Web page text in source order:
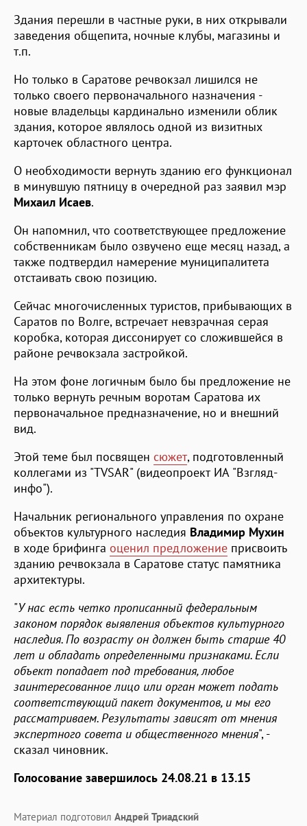
Здания перешли в частные руки, в них открывали
заведения общепита, ночные клубы, магазины и
т.п.
Но только в Саратове речвокзал лишился не
только своего первоначального назначения -
новые владельцы кардинально изменили облик
здания, которое являлось одной из визитных
карточек областного центра.
О необходимости вернуть зданию его функционал
в минувшую пятницу в очередной раз заявил мэр
Михаил Исаев.
Он напомнил, что соответствующее предложение
собственникам было озвучено еще месяц назад, а
также подтвердил намерение муниципалитета
отстаивать свою позицию.
Сейчас многочисленных туристов, прибывающих в
Саратов по Волге, встречает невзрачная серая
коробка, которая диссонирует со сложившейся в
районе речвокзала застройкой.
На этом фоне логичным было бы предложение не
только вернуть речным воротам Саратова их
первоначальное предназначение, но и внешний
вид.
Этой теме был посвящен сюжет, подготовленный
коллегами из "TVSAR" (видеопроект ИА "Взгляд-
инфо").
Начальник регионального управления по охране
объектов культурного наследия Владимир Мухин
в ходе брифинга оценил предложение присвоить
зданию речвокзала в Саратове статус памятника
архитектуры.
"У нас есть четко прописанный федеральным
законом порядок выявления объектов культурного
наследия. По возрасту он должен быть старше 40
лет и обладать определенными признаками. Если
объект попадает под требования, любое
заинтересованное лицо или орган может подать
соответствующий пакет документов, и мы его
рассматриваем. Результаты зависят от мнения
экспертного совета и общественного мнения", -
сказал чиновник.
Голосование завершилось 24.08.21 в 13.15
Материал подготовил Андрей Триадский